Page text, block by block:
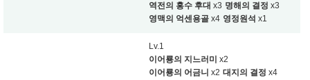
역전의 홍수 후대 x3 명해의 결정 x3
영맥의 억센용골 x4 영정원석 x1
Lv.1
이어룡의 지느러미 x2
이어룡의 어금니 x2 대지의 결정 x4